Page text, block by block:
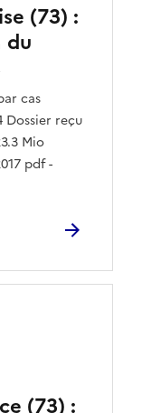
(73) :
du
cas
Dossier reçu
Mio
pdf -
(73) :